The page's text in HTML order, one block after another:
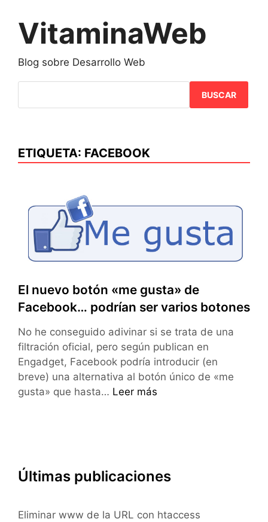
contenido
VitaminaWeb
Blog sobre Desarrollo Web
BUSCAR
ETIQUETA: FACEBOOK
El nuevo botón «me gusta» de
Facebook… podrían ser varios botones
No he conseguido adivinar si se trata de una
filtración oficial, pero según publican en
Engadget, Facebook podría introducir (en
breve) una alternativa al botón único de «me
gusta» que hasta… El
Facebook…
ser
Leer más
Últimas publicaciones
Eliminar www de la URL con htaccess